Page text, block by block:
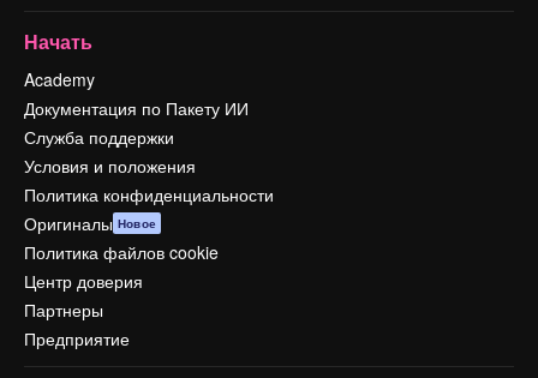
Начать
Academy
Документация по Пакету ИИ
Служба поддержки
Условия и положения
Политика конфиденциальности
Оригиналы Новое
Политика файлов cookie
Центр доверия
Партнеры
Предприятие